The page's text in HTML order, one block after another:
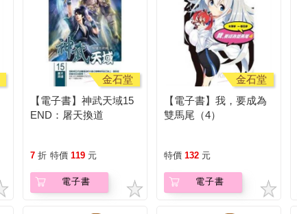
金石堂
【電子書】神武天域15
END：屠天換道
7 折 特價 119 元
電子書
金石堂
【電子書】我，要成為
雙馬尾（4）
特價 132 元
電子書